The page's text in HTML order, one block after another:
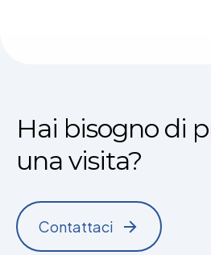
Hai bisogno di
una visita?
Contattaci